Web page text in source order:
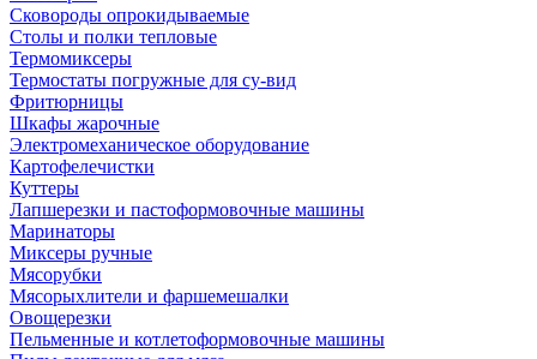
Сковороды опрокидываемые
Столы и полки тепловые
Термомиксеры
Термостаты погружные для су-вид
Фритюрницы
Шкафы жарочные
Электромеханическое оборудование
Картофелечистки
Куттеры
Лапшерезки и пастоформовочные машины
Маринаторы
Миксеры ручные
Мясорубки
Мясорыхлители и фаршемешалки
Овощерезки
Пельменные и котлетоформовочные машины